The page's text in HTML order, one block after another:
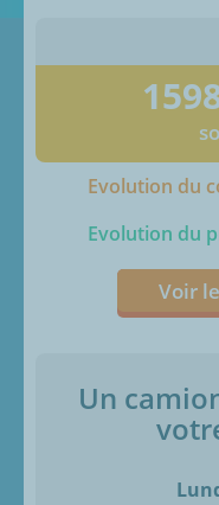
Evolution du
Evolution du
Voir
Un